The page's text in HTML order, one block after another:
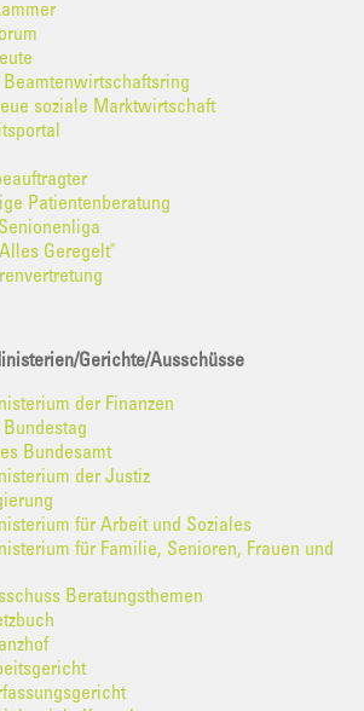
Beamtenwirtschaftsring
soziale Marktwirtschaft
Patientenberatung
Geregelt"
Gerichte/Ausschüsse
der Finanzen
Bundesamt
der Justiz
für Arbeit und Soziales
für Familie, Senioren, Frauen und
Beratungsthemen